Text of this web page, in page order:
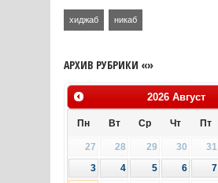
хиджаб никаб
АРХИВ РУБРИКИ «»
2026 Август
Пн Вт Ср Чт Пт
27 28 29 30 31
3
4 5 6 7